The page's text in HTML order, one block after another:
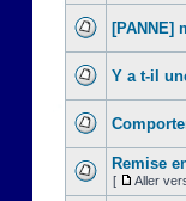
[PANNE]
Y a t-il
Remise
[ Aller